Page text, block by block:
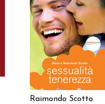
LEGGI TUTTO
Raimondo Scotto